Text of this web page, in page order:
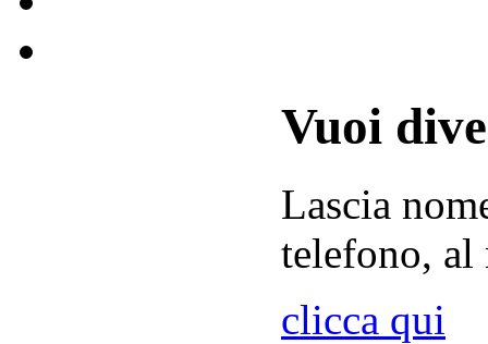
Vuoi
Lascia
telefono, al
clicca qui